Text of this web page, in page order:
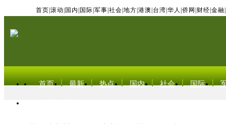
首页 滚动 国内 国际 军事 社会 地方 港澳 台湾 华人 侨网 财经 金融
首页 最新 热点 国内 社会 国际